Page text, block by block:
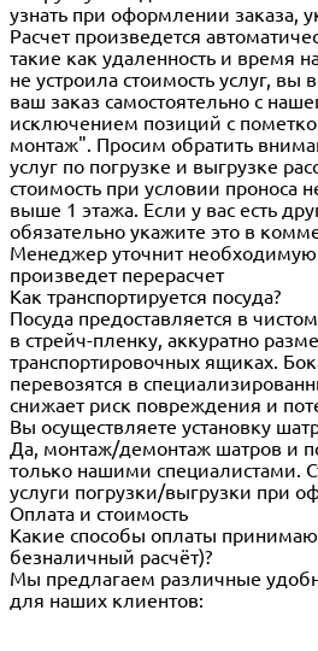
узнать при оформлении заказа,
Расчет произведется
такие как удаленность и время
не устроила стоимость услуг, вы
ваш заказ самостоятельно с
исключением позиций с
монтаж". Просим обратить
услуг по погрузке и выгрузке
стоимость при условии проноса
выше 1 этажа. Если у вас есть
обязательно укажите это в
Менеджер уточнит
произведет перерасчет
Как транспортируется посуда?
Посуда предоставляется в
в стрейч-пленку, аккуратно
транспортировочных ящиках.
перевозятся в
снижает риск повреждения и
Вы осуществляете установку
Да, монтаж/демонтаж шатров и
только нашими специалистами.
услуги погрузки/выгрузки при
Оплата и стоимость
Какие способы оплаты
безналичный расчёт)?
Мы предлагаем различные
для наших клиентов: